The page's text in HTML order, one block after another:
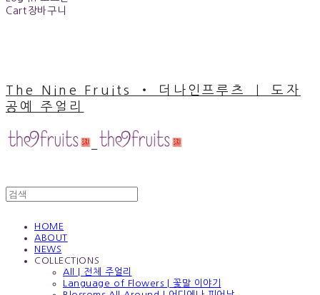
Cart 장바구니
The Nine Fruits ‧ 더나인프루츠 ｜ 도자
공예 주얼리
HOME
ABOUT
NEWS
COLLECTIONS
All | 전체 주얼리
Language of Flowers | 꽃말 이야기